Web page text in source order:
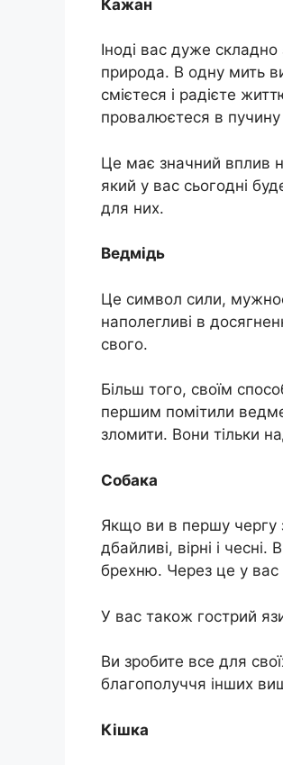
Кажан
Іноді вас дуже
природа. В одну мить
смієтеся і радієте
провалюєтеся в пучину
Це має значний вплив
який у вас сьогодні
для них.
Ведмідь
Це символ сили,
наполегливі в
свого.
Більш того, своїм
першим помітили
зломити. Вони тільки
Собака
Якщо ви в першу чергу
дбайливі, вірні і
брехню. Через це у
У вас також гострий
Ви зробите все для
благополуччя інших
Кішка